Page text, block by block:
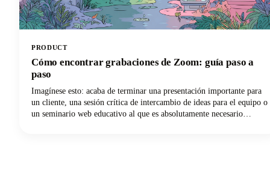
PRODUCT
Cómo encontrar grabaciones de Zoom: guía paso a
paso
Imagínese esto: acaba de terminar una presentación importante para
un cliente, una sesión crítica de intercambio de ideas para el equipo o
un seminario web educativo al que es absolutamente necesario